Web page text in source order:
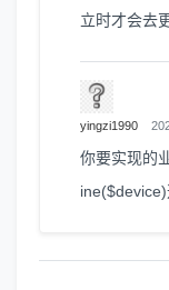
立时才会去
yingzi1990
你要实现的